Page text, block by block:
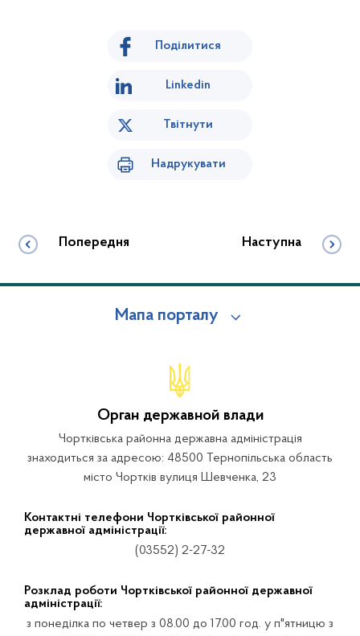
Поділитися
Linkedin
Твітнути
Надрукувати
Попередня Наступна
Мапа порталу
Орган державной влади
Чортківська районна державна адміністрація
знаходиться за адресою: 48500 Тернопільська область
місто Чортків вулиця Шевченка, 23
Контактні телефони Чортківської районної
державної адміністрації:
(03552) 2-27-32
Розклад роботи Чортківської районної державної
адміністрації:
з понеділка по четвер з 08.00 до 17.00 год. у п"ятницю з